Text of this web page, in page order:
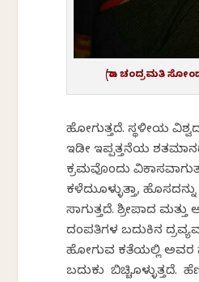
(ಡಾ. ಚಂದ್ರಮತಿ
ಹೋಗುತ್ತದೆ. ಸ್ಥಳೀಯ ವಿಶ್ವದ
ಇಡೀ ಇಪ್ಪತ್ತನೆಯ
ಕ್ರಮವೊಂದು
ಕಳೆದುಕೊಳ್ಳುತ್ತಾ, ಹೊಸದನ್ನು
ಸಾಗುತ್ತದೆ. ಶ್ರೀಪಾದ
ದಂಪತಿಗಳ ಬದುಕಿನ
ಹೋಗುವ ಕತೆಯಲ್ಲಿ ಅವರ
ಬದುಕು ಬಿಚ್ಚಿಕೊಳ್ಳುತ್ತದೆ.